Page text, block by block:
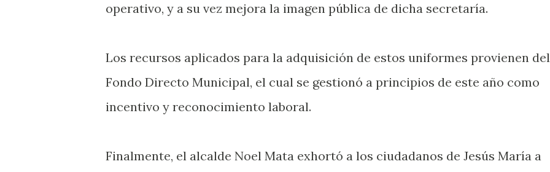
operativo, y a su vez mejora la imagen pública de dicha secretaría.
Los recursos aplicados para la adquisición de estos uniformes provienen del
Fondo Directo Municipal, el cual se gestionó a principios de este año como
incentivo y reconocimiento laboral.
Finalmente, el alcalde Noel Mata exhortó a los ciudadanos de Jesús María a